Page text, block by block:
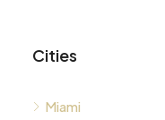
Cities
Miami